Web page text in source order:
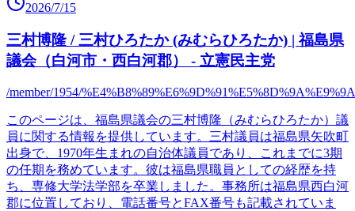
2026/7/15
三村博隆 / 三村ひろたか (みむらひろたか) | 福島県
議会（白河市・西白河郡） - 立憲民主党
/member/1954/
このページは、福島県議会の三村博隆（みむらひろたか）議
員に関する情報を提供しています。三村議員は福島県矢吹町
出身で、1970年生まれの自治体議員であり、これまでに3期
の任期を務めています。彼は福島県職員としての経歴を持
ち、専修大学法学部を卒業しました。事務所は福島県西白河
郡に位置しており、電話番号とFAX番号も記載されていま